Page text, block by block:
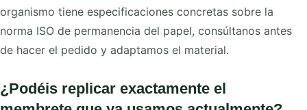
organismo tiene especificaciones concretas sobre la
norma ISO de permanencia del papel, consúltanos antes
de hacer el pedido y adaptamos el material.
¿Podéis replicar exactamente el